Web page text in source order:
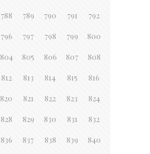
788 789 790 791 792
796 797 798 799 800
804 805 806 807 808
812 813 814 815 816
820 821 822 823 824
828 829 830 831 832
836 837 838 839 840